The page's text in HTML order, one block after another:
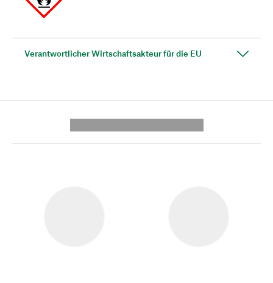
Verantwortlicher Wirtschaftsakteur für die EU